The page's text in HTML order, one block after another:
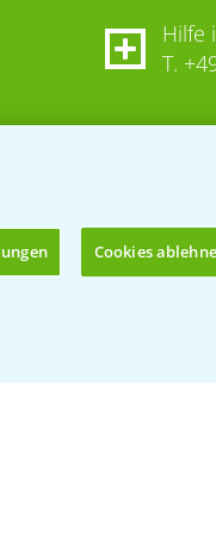
Hilfe
T.
Cookies